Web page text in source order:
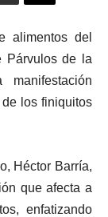
alimentos del
Párvulos de la
los finiquitos
Héctor Barría,
que afecta a
enfatizando